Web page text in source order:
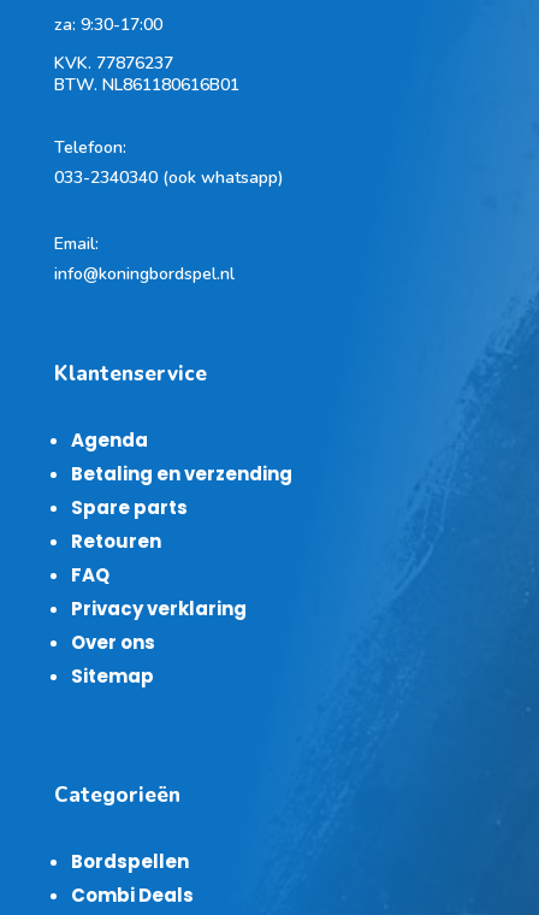
za: 9:30-17:00
KVK. 77876237
BTW. NL861180616B01
Telefoon:
033-2340340 (ook whatsapp)
Email:
info@koningbordspel.nl
Klantenservice
Agenda
Betaling en verzending
Spare parts
Retouren
FAQ
Privacy verklaring
Over ons
Sitemap
Categorieën
Bordspellen
Combi Deals